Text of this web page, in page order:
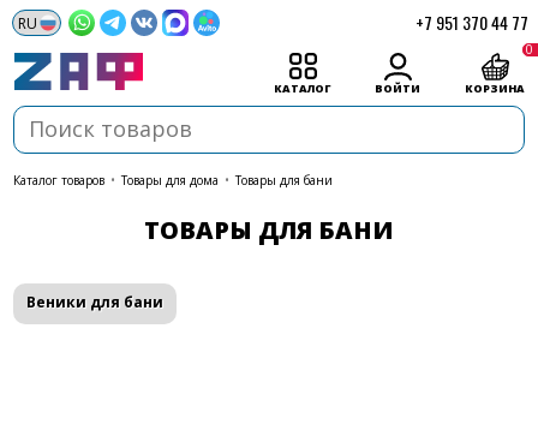
+7 951 370 44 77
КАТАЛОГ ВОЙТИ КОРЗИНА
0
каталог товаров • Товары для дома • Товары для бани
ТОВАРЫ ДЛЯ БАНИ
Веники для бани